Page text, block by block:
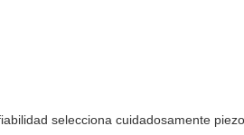
selecciona cuidadosamente